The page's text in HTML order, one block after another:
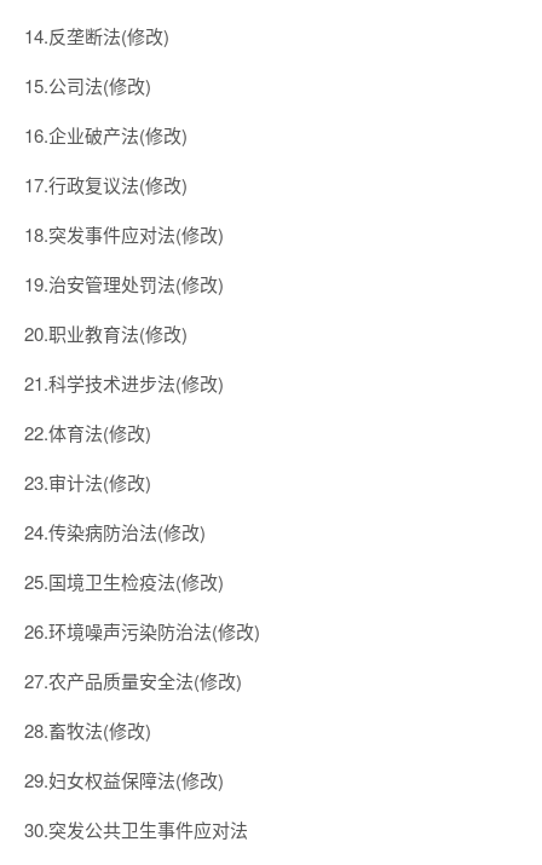
14.反垄断法(修改)
15.公司法(修改)
16.企业破产法(修改)
17.行政复议法(修改)
18.突发事件应对法(修改)
19.治安管理处罚法(修改)
20.职业教育法(修改)
21.科学技术进步法(修改)
22.体育法(修改)
23.审计法(修改)
24.传染病防治法(修改)
25.国境卫生检疫法(修改)
26.环境噪声污染防治法(修改)
27.农产品质量安全法(修改)
28.畜牧法(修改)
29.妇女权益保障法(修改)
30.突发公共卫生事件应对法